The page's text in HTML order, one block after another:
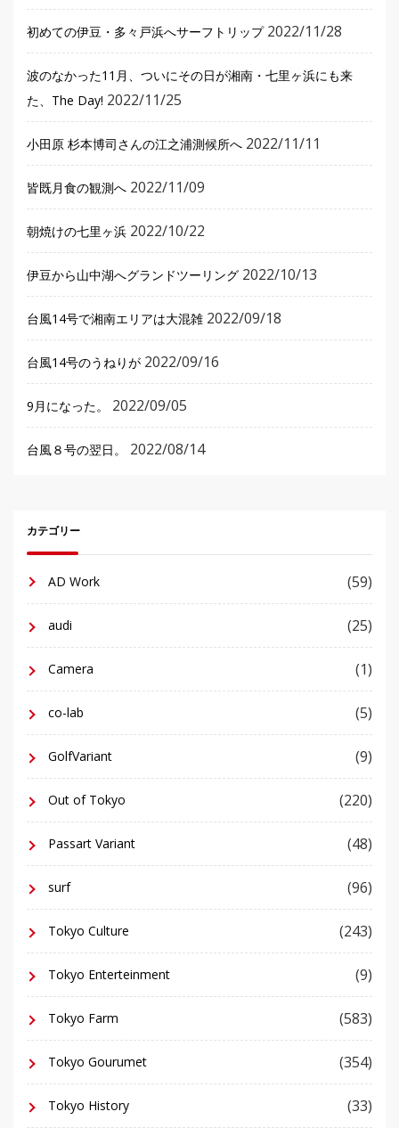
初めての伊豆・多々戸浜へサーフトリップ 2022/11/28
波のなかった11月、ついにその日が湘南・七里ヶ浜にも来
た、The Day! 2022/11/25
小田原 杉本博司さんの江之浦測候所へ 2022/11/11
皆既月食の観測へ 2022/11/09
朝焼けの七里ヶ浜 2022/10/22
伊豆から山中湖へグランドツーリング 2022/10/13
台風14号で湘南エリアは大混雑 2022/09/18
台風14号のうねりが 2022/09/16
9月になった。 2022/09/05
台風８号の翌日。 2022/08/14
カテゴリー
AD Work (59)
audi (25)
Camera (1)
co-lab (5)
GolfVariant (9)
Out of Tokyo (220)
Passart Variant (48)
surf (96)
Tokyo Culture (243)
Tokyo Enterteinment (9)
Tokyo Farm (583)
Tokyo Gourumet (354)
Tokyo History (33)